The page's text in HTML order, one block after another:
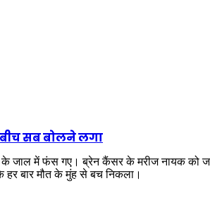
सब बोलने लगा
के जाल में फंस गए। ब्रेन कैंसर के मरीज नायक
हर बार मौत के मुंह से बच निकला।